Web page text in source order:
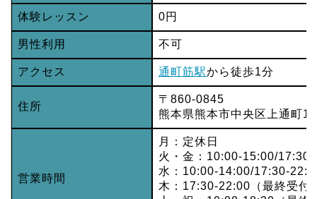
体験レッスン 0円
男性利用 不可
アクセス 通町筋駅から徒歩1分
住所
〒860-0845
熊本県熊本市中央区上通町1
営業時間
月：定休日
火・金：10:00-15:00/
水：10:00-14:00/17:30-
木：17:30-22:00（最終受付